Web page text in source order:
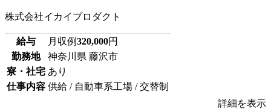
株式会社イカイプロダクト
給与 月収例320,000円
勤務地
神奈川県 藤沢市
寮・社宅 あり
仕事内容 供給 / 自動車系工場 / 交替制
詳細を表示